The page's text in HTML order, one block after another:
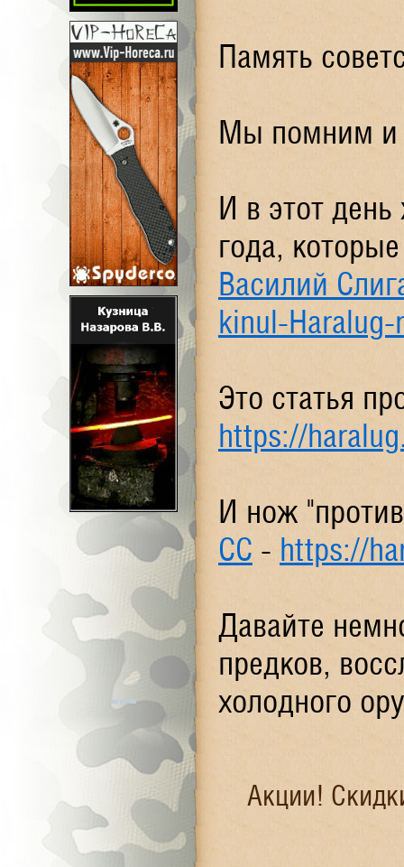
Память
Мы помним и
И в этот день
года,
Василий
kinul-
Это статья
https://
И нож
СС - https://
Давайте
предков,
холодного
Акции!